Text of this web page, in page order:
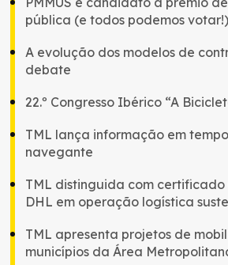
pública (e todos podemos votar!)
A evolução dos modelos de
debate
22.º Congresso Ibérico “A
TML lança informação em
navegante
TML distinguida com certificado
DHL em operação logística
TML apresenta projetos de
municípios da Área